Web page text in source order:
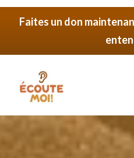
Skip
Faites un don